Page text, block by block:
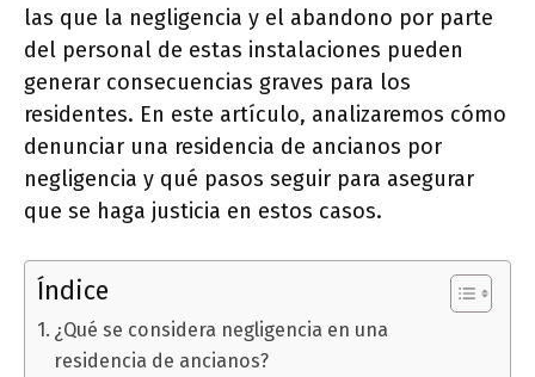
las que la negligencia y el abandono por parte
del personal de estas instalaciones pueden
generar consecuencias graves para los
residentes. En este artículo, analizaremos cómo
denunciar una residencia de ancianos por
negligencia y qué pasos seguir para asegurar
que se haga justicia en estos casos.
Índice
¿Qué se considera negligencia en una
residencia de ancianos?